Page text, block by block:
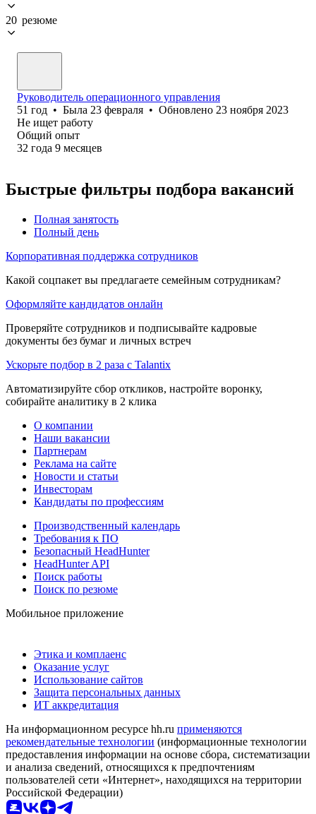
20 резюме
Руководитель операционного управления
51 год • Была 23 февраля • Обновлено 23 ноября 2023
Не ищет работу
Общий опыт
32 года 9 месяцев
Быстрые фильтры подбора вакансий
Полная занятость
Полный день
Корпоративная поддержка сотрудников
Какой соцпакет вы предлагаете семейным сотрудникам?
Оформляйте кандидатов онлайн
Проверяйте сотрудников и подписывайте кадровые
документы без бумаг и личных встреч
Ускорьте подбор в 2 раза с Talantix
Автоматизируйте сбор откликов, настройте воронку,
собирайте аналитику в 2 клика
О компании
Наши вакансии
Партнерам
Реклама на сайте
Новости и статьи
Инвесторам
Кандидаты по профессиям
Производственный календарь
Требования к ПО
Безопасный HeadHunter
HeadHunter API
Поиск работы
Поиск по резюме
Мобильное приложение
Этика и комплаенс
Оказание услуг
Использование сайтов
Защита персональных данных
ИТ аккредитация
На информационном ресурсе hh.ru применяются
рекомендательные технологии (информационные технологии
предоставления информации на основе сбора, систематизации
и анализа сведений, относящихся к предпочтениям
пользователей сети «Интернет», находящихся на территории
Российской Федерации)